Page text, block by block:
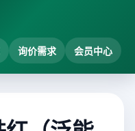
询价需求 会员中心